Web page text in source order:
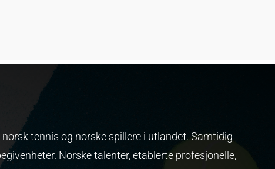
tennis og norske spillere i utlandet. Samtidig
Norske talenter, etablerte profesjonelle,